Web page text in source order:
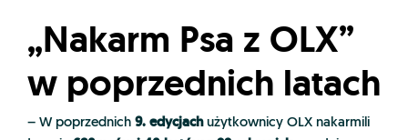
„Nakarm Psa z OLX”
w poprzednich latach
– W poprzednich 9. edycjachużytkownicy OLX nakarmili